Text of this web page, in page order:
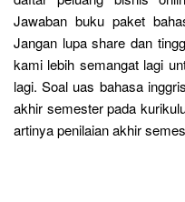
Jawaban buku paket
Jangan lupa share dan
kami lebih semangat lagi
lagi. Soal uas bahasa
akhir semester pada
artinya penilaian akhir